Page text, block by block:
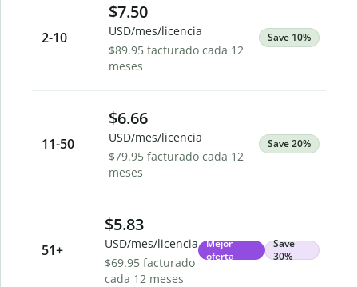
2-10
$7.50
USD/mes/licencia
$89.95 facturado cada 12
meses
Save 10%
11-50
$6.66
USD/mes/licencia
$79.95 facturado cada 12
meses
Save 20%
51+
$5.83
USD/mes/licencia
$69.95 facturado
cada 12 meses
Mejor
oferta
Save
30%